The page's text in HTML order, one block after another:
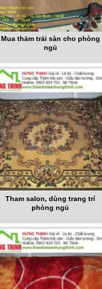
Mua thảm trải sàn cho phòng
ngủ
Tham salon, dùng trang trí
phòng ngủ